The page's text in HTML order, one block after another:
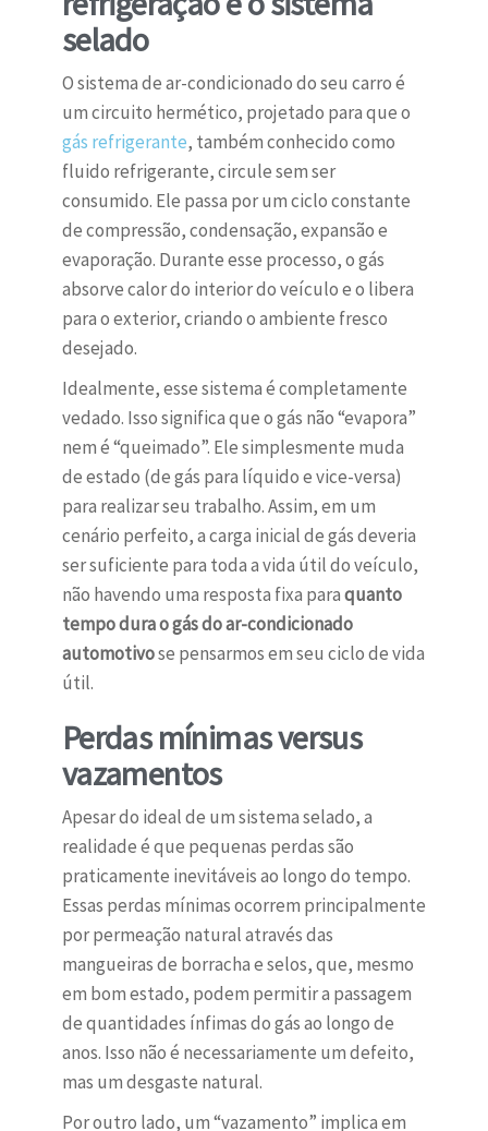
selado
O sistema de ar-condicionado do seu carro é
um circuito hermético, projetado para que o
gás refrigerante, também conhecido como
fluido refrigerante, circule sem ser
consumido. Ele passa por um ciclo constante
de compressão, condensação, expansão e
evaporação. Durante esse processo, o gás
absorve calor do interior do veículo e o libera
para o exterior, criando o ambiente fresco
desejado.
Idealmente, esse sistema é completamente
vedado. Isso significa que o gás não “evapora”
nem é “queimado”. Ele simplesmente muda
de estado (de gás para líquido e vice-versa)
para realizar seu trabalho. Assim, em um
cenário perfeito, a carga inicial de gás deveria
ser suficiente para toda a vida útil do veículo,
não havendo uma resposta fixa paraquanto
tempo dura o gás do ar-condicionado
automotivose pensarmos em seu ciclo de vida
útil.
Perdas mínimas versus
vazamentos
Apesar do ideal de um sistema selado, a
realidade é que pequenas perdas são
praticamente inevitáveis ao longo do tempo.
Essas perdas mínimas ocorrem principalmente
por permeação natural através das
mangueiras de borracha e selos, que, mesmo
em bom estado, podem permitir a passagem
de quantidades ínfimas do gás ao longo de
anos. Isso não é necessariamente um defeito,
mas um desgaste natural.
Por outro lado, um “vazamento” implica em